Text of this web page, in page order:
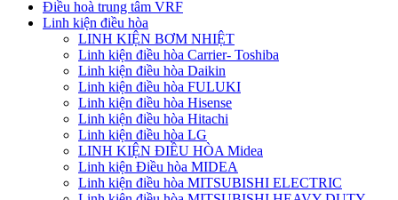
Điều hoà trung tâm VRF
Linh kiện điều hòa
LINH KIỆN BƠM NHIỆT
Linh kiện điều hòa Carrier- Toshiba
Linh kiện điều hòa Daikin
Linh kiện điều hòa FULUKI
Linh kiện điều hòa Hisense
Linh kiện điều hòa Hitachi
Linh kiện điều hòa LG
LINH KIỆN ĐIỀU HÒA Midea
Linh kiện Điều hòa MIDEA
Linh kiện điều hòa MITSUBISHI ELECTRIC